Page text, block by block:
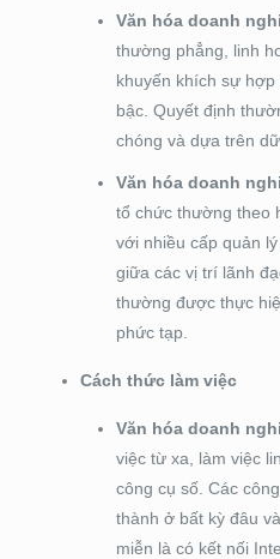
Văn hóa doanh
thường phẳng, linh
khuyến khích sự
bậc. Quyết định
chóng và dựa trên dữ
Văn hóa doanh
tổ chức thường theo
với nhiều cấp quản
giữa các vị trí lãnh
thường được thực
phức tạp.
Cách thức làm việc
Văn hóa doanh
việc từ xa, làm việc
công cụ số. Các
thành ở bất kỳ đâu
miễn là có kết nối